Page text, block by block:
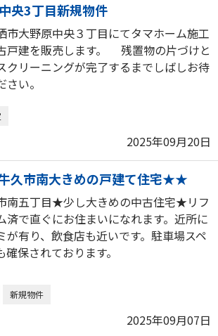
央3丁目新規物件
大野原中央３丁目にてタマホーム施工
戸建を販売します。 残置物の片づけと
クリーニングが完了するまでしばしお待
さい。
2025年09月20日
久市南大きめの戸建て住宅★★
南五丁目★少し大きめの中古住宅★リフ
済で直ぐにお住まいになれます。近所に
が有り、飲食店も近いです。駐車場スペ
確保されております。
新規物件
2025年09月07日